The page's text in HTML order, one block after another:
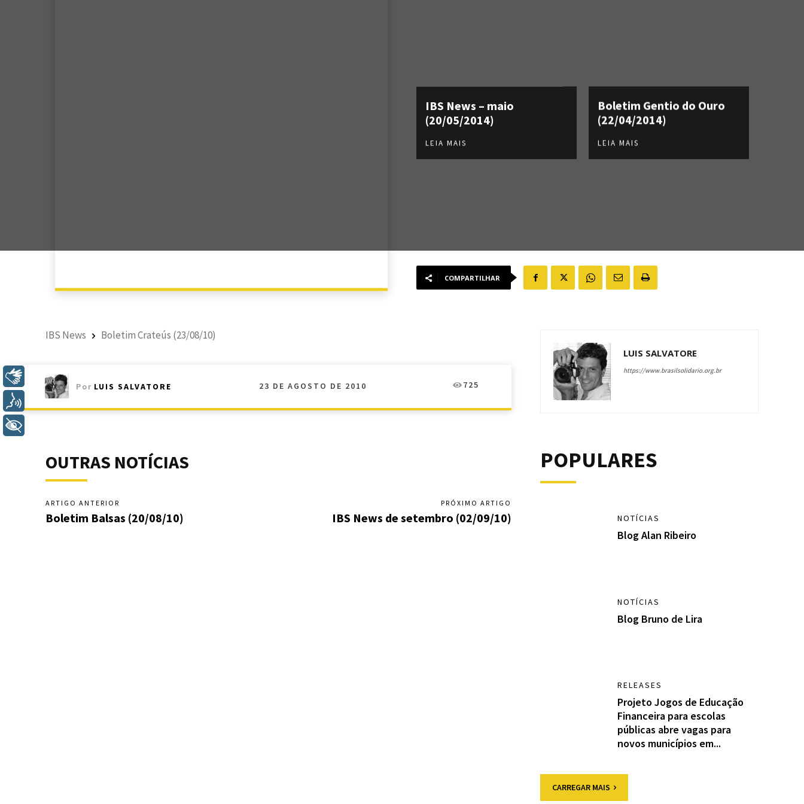
IBS News – maio
(20/05/2014)
LEIA MAIS
Boletim Gentio do Ouro
(22/04/2014)
LEIA MAIS
COMPARTILHAR
IBS News Boletim Crateús (23/08/10)
Por LUIS SALVATORE 23 DE AGOSTO DE 2010 725
OUTRAS NOTÍCIAS
ARTIGO ANTERIOR
Boletim Balsas (20/08/10)
PRÓXIMO ARTIGO
IBS News de setembro (02/09/10)
LUIS SALVATORE
https://www.brasilsolidario.org.br
POPULARES
NOTÍCIAS
Blog Alan Ribeiro
NOTÍCIAS
Blog Bruno de Lira
RELEASES
Projeto Jogos de Educação
Financeira para escolas
públicas abre vagas para
novos municípios em...
CARREGAR MAIS
Libras
Voz